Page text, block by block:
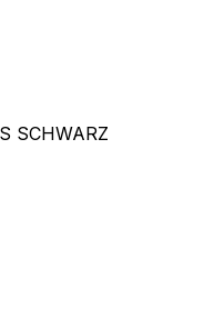
SCHWARZ